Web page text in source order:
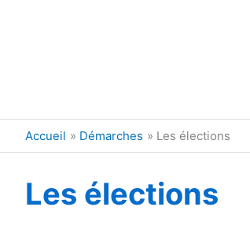
Accueil Démarches Les élections
Les élections